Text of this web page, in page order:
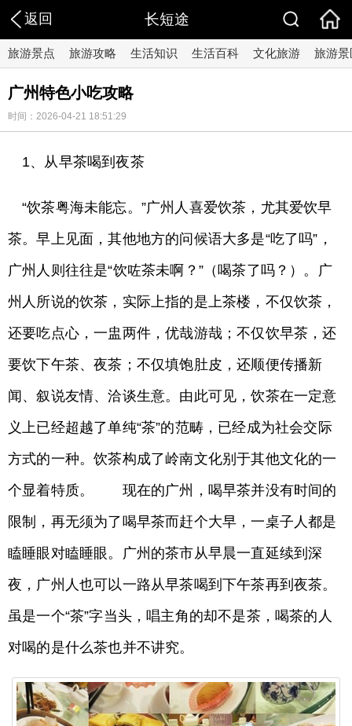
返回 长短途
旅游景点 旅游攻略 生活知识 生活百科 文化旅游 旅游景
广州特色小吃攻略
时间：2026-04-21 18:51:29
1、从早茶喝到夜茶
“饮茶粤海未能忘。”广州人喜爱饮茶，尤其爱饮早
茶。早上见面，其他地方的问候语大多是“吃了吗”，
广州人则往往是“饮咗茶未啊？”（喝茶了吗？）。广
州人所说的饮茶，实际上指的是上茶楼，不仅饮茶，
还要吃点心，一盅两件，优哉游哉；不仅饮早茶，还
要饮下午茶、夜茶；不仅填饱肚皮，还顺便传播新
闻、叙说友情、洽谈生意。由此可见，饮茶在一定意
义上已经超越了单纯“茶”的范畴，已经成为社会交际
方式的一种。饮茶构成了岭南文化别于其他文化的一
个显着特质。 现在的广州，喝早茶并没有时间的
限制，再无须为了喝早茶而赶个大早，一桌子人都是
瞌睡眼对瞌睡眼。广州的茶市从早晨一直延续到深
夜，广州人也可以一路从早茶喝到下午茶再到夜茶。
虽是一个“茶”字当头，唱主角的却不是茶，喝茶的人
对喝的是什么茶也并不讲究。